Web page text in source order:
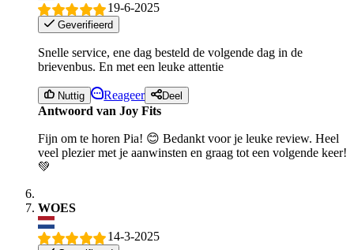
19-6-2025
Geverifieerd
Snelle service, ene dag besteld de volgende dag in de
brievenbus. En met een leuke attentie
Nuttig Reageer Deel
Antwoord van Joy Fits
Fijn om te horen Pia! 😊 Bedankt voor je leuke review. Heel
veel plezier met je aanwinsten en graag tot een volgende keer!
💚
WOES
14-3-2025